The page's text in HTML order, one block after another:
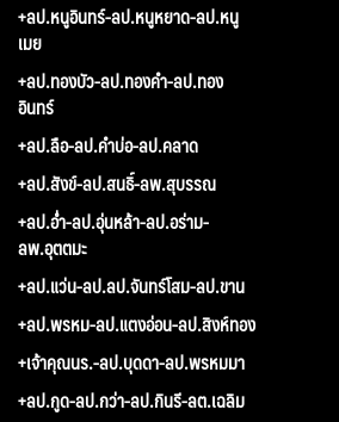
+ลป.หนูอินทร์-ลป.หนูหยาด-ลป.หนู
เมย
+ลป.ทองบัว-ลป.ทองคำ-ลป.ทอง
อินทร์
+ลป.ลือ-ลป.คำบ่อ-ลป.คลาด
+ลป.สังข์-ลป.สนธิ์-ลพ.สุบรรณ
+ลป.อ่ำ-ลป.อุ่นหล้า-ลป.อร่าม-
ลพ.อุตตมะ
+ลป.แว่น-ลป.ลป.จันทร์โสม-ลป.ขาน
+ลป.พรหม-ลป.แตงอ่อน-ลป.สิงห์ทอง
+เจ้าคุณนร.-ลป.บุดดา-ลป.พรหมมา
+ลป.กูด-ลป.กว่า-ลป.กินรี-ลต.เฉลิม